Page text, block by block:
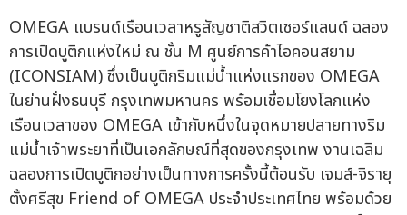
OMEGA แบรนด์เรือนเวลาหรูสัญชาติสวิตเซอร์แลนด์ ฉลอง
การเปิดบูติกแห่งใหม่ ณ ชั้น M ศูนย์การค้าไอคอนสยาม
(ICONSIAM) ซึ่งเป็นบูติกริมแม่น้ำแห่งแรกของ OMEGA
ในย่านฝั่งธนบุรี กรุงเทพมหานคร พร้อมเชื่อมโยงโลกแห่ง
เรือนเวลาของ OMEGA เข้ากับหนึ่งในจุดหมายปลายทางริม
แม่น้ำเจ้าพระยาที่เป็นเอกลักษณ์ที่สุดของกรุงเทพ งานเฉลิม
ฉลองการเปิดบูติกอย่างเป็นทางการครั้งนี้ต้อนรับ เจมส์-จิรายุ
ตั้งศรีสุข Friend of OMEGA ประจำประเทศไทย พร้อมด้วย